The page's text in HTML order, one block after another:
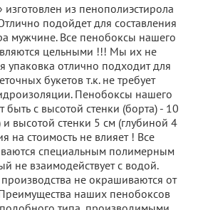
из пенополиэстирола
подойдет для составления
мужчине. Все пенобоксы нашего
цельными !!! Мы их не
упаковка отлично подходит для
букетов т.к. не требует
Пенобоксы нашего
быть с высотой стенки (борта) - 10
высотой стенки 5 см (глубиной 4
на стоимость не влияет ! Все
специальным полимерным
не взаимодействует с водой.
не окрашиваются от
наших пенобоксов